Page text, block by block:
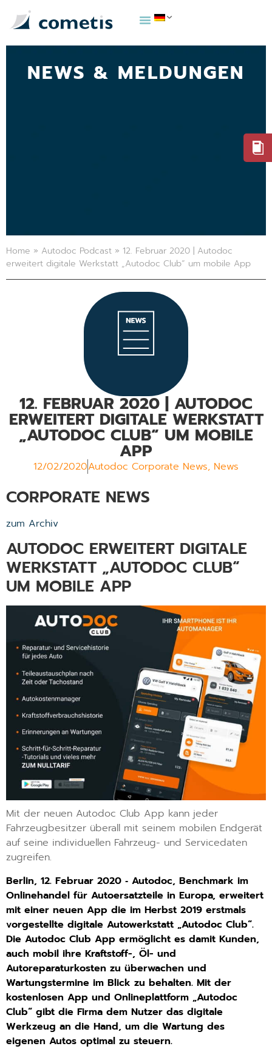
NEWS & MELDUNGEN
Home » Autodoc Podcast » 12. Februar 2020 | Autodoc
erweitert digitale Werkstatt „Autodoc Club“ um mobile App
12. FEBRUAR 2020 | AUTODOC
ERWEITERT DIGITALE WERKSTATT
„AUTODOC CLUB“ UM MOBILE
APP
12/02/2020Autodoc Corporate News, News
CORPORATE NEWS
zum Archiv
AUTODOC ERWEITERT DIGITALE
WERKSTATT „AUTODOC CLUB“
UM MOBILE APP
Mit der neuen Autodoc Club App kann jeder
Fahrzeugbesitzer überall mit seinem mobilen Endgerät
auf seine individuellen Fahrzeug- und Servicedaten
zugreifen.
Berlin, 12. Februar 2020 ‐ Autodoc, Benchmark im
Onlinehandel für Autoersatzteile in Europa, erweitert
mit einer neuen App die im Herbst 2019 erstmals
vorgestellte digitale Autowerkstatt „Autodoc Club“.
Die Autodoc Club App ermöglicht es damit Kunden,
auch mobil ihre Kraftstoff-, Öl- und
Autoreparaturkosten zu überwachen und
Wartungstermine im Blick zu behalten. Mit der
kostenlosen App und Onlineplattform „Autodoc
Club“ gibt die Firma dem Nutzer das digitale
Werkzeug an die Hand, um die Wartung des
eigenen Autos optimal zu steuern.